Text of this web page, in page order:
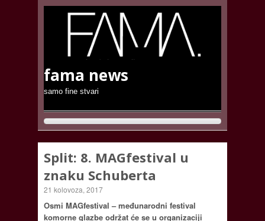
fama news
samo fine stvari
Split: 8. MAGfestival u
znaku Schuberta
21 kolovoza, 2017
Osmi MAGfestival – međunarodni festival
komorne glazbe održat će se u organizaciji